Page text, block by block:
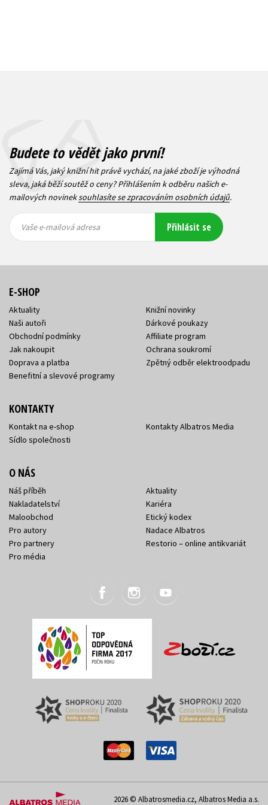
Budete to vědět jako první!
Zajímá Vás, jaký knižní hit právě vychází, na jaké zboží je výhodná
sleva, jaká běží soutěž o ceny? Přihlášením k odběru našich e-
mailových novineksouhlasíte se zpracováním osobních údajů.
mailová
mailová
Vaše e-mailová adresa Přihlásit se
E-SHOP
Aktuality
Naši autoři
Obchodní podmínky
Jak nakoupit
Doprava a platba
Benefitní a slevové programy
Knižní novinky
Dárkové poukazy
Affiliate program
Ochrana soukromí
Zpětný odběr elektroodpadu
KONTAKTY
Kontakt na e-shop
Sídlo společnosti
Kontakty Albatros Media
O NÁS
Náš příběh
Nakladatelství
Maloobchod
Pro autory
Pro partnery
Pro média
Aktuality
Kariéra
Etický kodex
Nadace Albatros
Restorio – online antikvariát
2026 © Albatrosmedia.cz, Albatros Media a.s.